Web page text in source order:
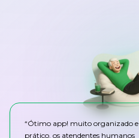
“Ótimo app! muito organizado e
prático. os atendentes humanos